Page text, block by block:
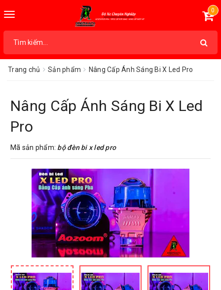
Toggle
0
Trang chủ Sản phẩm Nâng Cấp Ánh Sáng Bi X Led Pro
Nâng Cấp Ánh Sáng Bi X Led
Pro
Mã sản phẩm: bộ đèn bi x led pro